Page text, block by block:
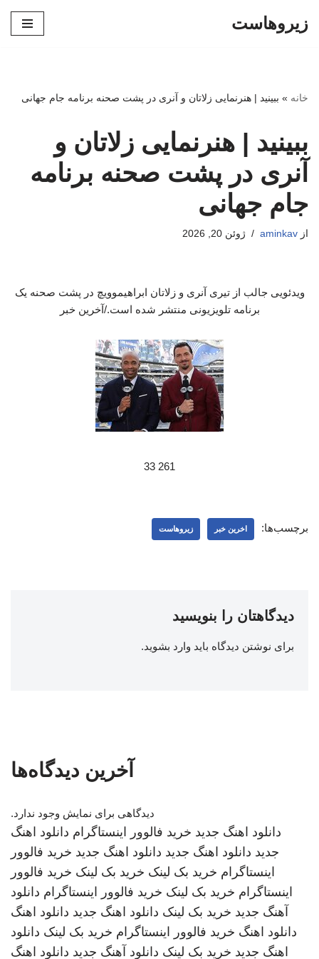
زیروهاست
خانه » ببینید | هنرنمایی زلاتان و آنری در پشت صحنه برنامه جام جهانی
ببینید | هنرنمایی زلاتان و
آنری در پشت صحنه برنامه
جام جهانی
از aminkav ژوئن 20, 2026
ویدئویی جالب از تیری آنری و زلاتان ابراهیموویچ در پشت صحنه یک
برنامه تلویزیونی منتشر شده است./آخرین خبر
261 33
برچسب‌ها: اخرین خبر زیروهاست
دیدگاهتان را بنویسید
برای نوشتن دیدگاه باید وارد بشوید.
آخرین دیدگاه‌ها
دیدگاهی برای نمایش وجود ندارد.
دانلود اهنگ جدید خرید فالوور اینستاگرام دانلود اهنگ
جدید دانلود اهنگ جدید دانلود اهنگ جدید خرید فالوور
اینستاگرام خرید بک لینک خرید بک لینک خرید فالوور
اینستاگرام خرید بک لینک خرید فالوور اینستاگرام دانلود
آهنگ جدید خرید بک لینک دانلود اهنگ جدید دانلود اهنگ
دانلود اهنگ خرید فالوور اینستاگرام خرید بک لینک دانلود
اهنگ جدید خرید بک لینک دانلود آهنگ جدید دانلود اهنگ